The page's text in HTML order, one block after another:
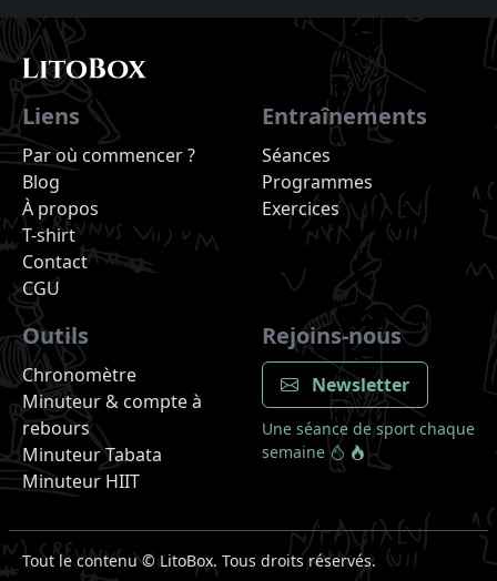
Liens
Par où commencer ?
Blog
À propos
T-shirt
Contact
CGU
Entraînements
Séances
Programmes
Exercices
Outils
Chronomètre
Minuteur & compte à
rebours
Minuteur Tabata
Minuteur HIIT
Rejoins-nous
Newsletter
Une séance de sport chaque
semaine
Tout le contenu ©LitoBox. Tous droits réservés.